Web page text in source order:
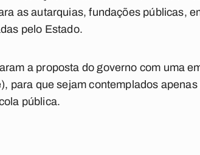
as autarquias, fundações públicas,
pelo Estado.
a proposta do governo com uma
para que sejam contemplados
pública.